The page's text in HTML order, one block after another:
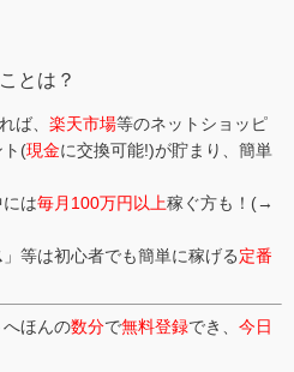
とは？
ば、 楽天市場等のネットショッピ
ト(現金に交換可能!)が貯まり、簡単
は毎月100万円以上稼ぐ方も！(→
」等は初心者でも簡単に稼げる定番
ほんの数分で無料登録でき、 今日